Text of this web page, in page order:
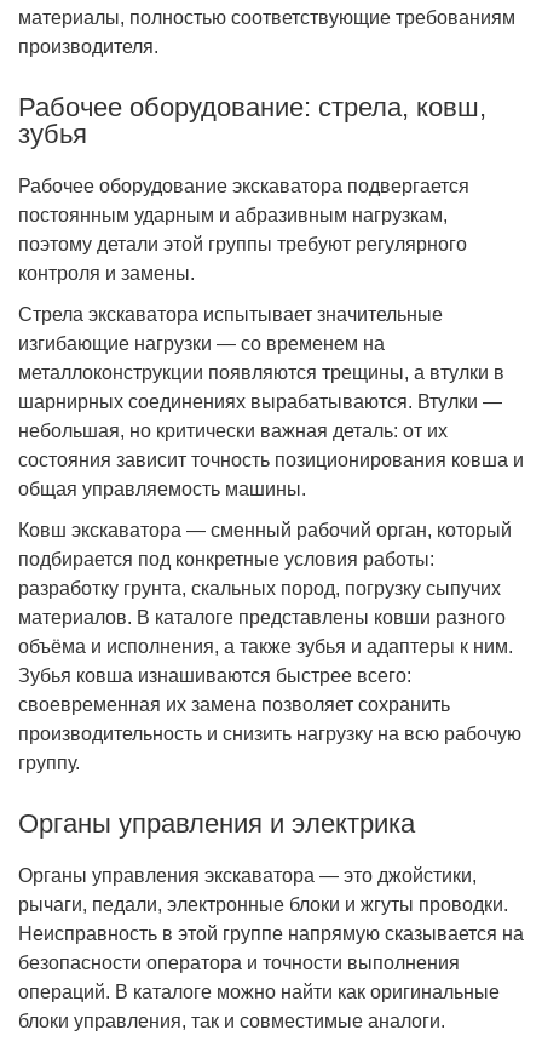
материалы, полностью соответствующие требованиям
производителя.
Рабочее оборудование: стрела, ковш,
зубья
Рабочее оборудование экскаватора подвергается
постоянным ударным и абразивным нагрузкам,
поэтому детали этой группы требуют регулярного
контроля и замены.
Стрела экскаватора испытывает значительные
изгибающие нагрузки — со временем на
металлоконструкции появляются трещины, а втулки в
шарнирных соединениях вырабатываются. Втулки —
небольшая, но критически важная деталь: от их
состояния зависит точность позиционирования ковша и
общая управляемость машины.
Ковш экскаватора — сменный рабочий орган, который
подбирается под конкретные условия работы:
разработку грунта, скальных пород, погрузку сыпучих
материалов. В каталоге представлены ковши разного
объёма и исполнения, а также зубья и адаптеры к ним.
Зубья ковша изнашиваются быстрее всего:
своевременная их замена позволяет сохранить
производительность и снизить нагрузку на всю рабочую
группу.
Органы управления и электрика
Органы управления экскаватора — это джойстики,
рычаги, педали, электронные блоки и жгуты проводки.
Неисправность в этой группе напрямую сказывается на
безопасности оператора и точности выполнения
операций. В каталоге можно найти как оригинальные
блоки управления, так и совместимые аналоги.